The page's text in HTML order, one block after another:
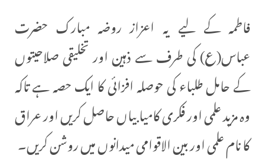
فاطمہ کے لیے یہ اعزاز روضہ مبارک حضرت
عباس(ع) کی طرف سے ذہین اور تخلیقی صلاحیتوں
کے حامل طلباء کی حوصلہ افزائی کا ایک حصہ ہے تاکہ
وہ مزید علمی اور فکری کامیابیاں حاصل کریں اور عراق
کا نام علمی اور بین الاقوامی میدانوں میں روشن کریں۔